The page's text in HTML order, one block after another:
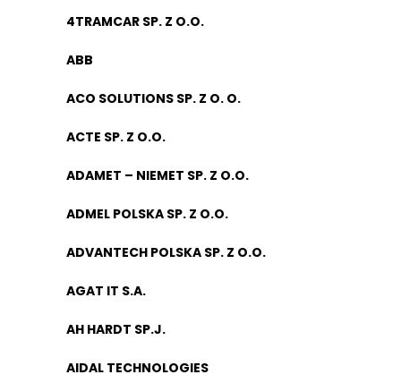
4TRAMCAR SP. Z O.O.
ABB
ACO SOLUTIONS SP. Z O. O.
ACTE SP. Z O.O.
ADAMET – NIEMET SP. Z O.O.
ADMEL POLSKA SP. Z O.O.
ADVANTECH POLSKA SP. Z O.O.
AGAT IT S.A.
AH HARDT SP.J.
AIDAL TECHNOLOGIES